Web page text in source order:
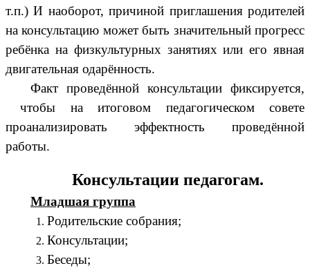
т.п.) И наоборот, причиной приглашения родителей
на консультацию может быть значительный прогресс
ребёнка на физкультурных занятиях или его явная
двигательная одарённость.
Факт проведённой консультации фиксируется,
чтобы на итоговом педагогическом совете
проанализировать эффектность проведённой
работы.
Консультации педагогам.
Младшая группа
Родительские собрания;
Консультации;
Беседы;